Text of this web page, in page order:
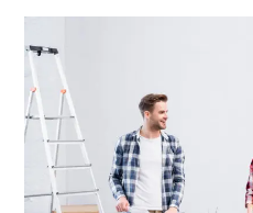
met
Glasvliesbehang:
7
Belangrijke
Tips